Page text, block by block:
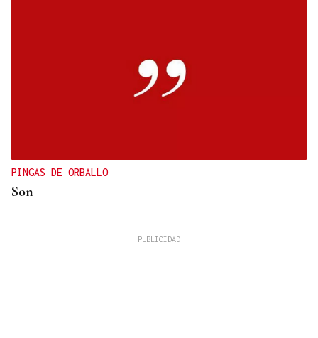
PINGAS DE ORBALLO
Son